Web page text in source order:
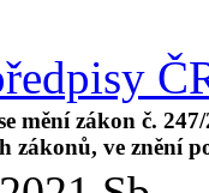
mění zákon č.
zákonů, ve znění